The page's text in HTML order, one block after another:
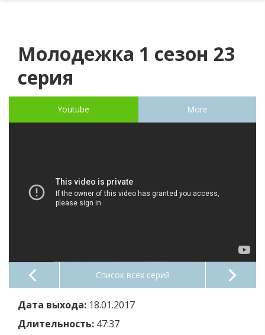
Молодежка 1 сезон 23
серия
Youtube More
Список всех серий
Дата выхода: 18.01.2017
Длительность: 47:37